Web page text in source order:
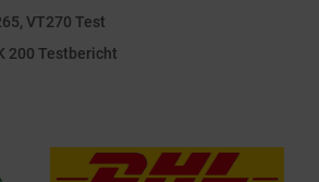
VT270 Test
200 Testbericht